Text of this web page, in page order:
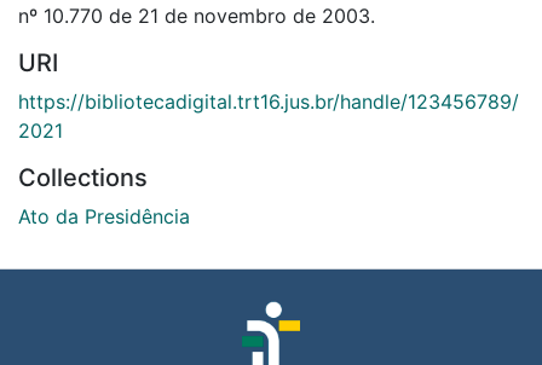
nº 10.770 de 21 de novembro de 2003.
URI
https://bibliotecadigital.trt16.jus.br/handle/123456789/
2021
Collections
Ato da Presidência